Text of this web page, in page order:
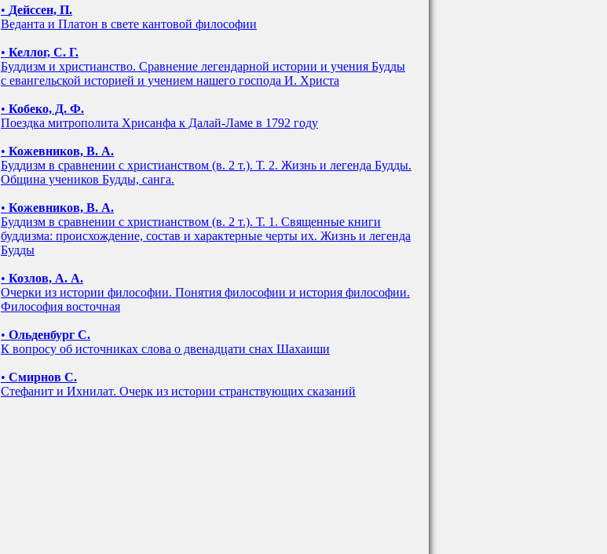
• Дейссен, П.
Веданта и Платон в свете кантовой философии
• Келлог, С. Г.
Буддизм и христианство. Сравнение легендарной истории и учения Будды
с евангельской историей и учением нашего господа И. Христа
• Кобеко, Д. Ф.
Поездка митрополита Хрисанфа к Далай-Ламе в 1792 году
• Кожевников, В. А.
Буддизм в сравнении с христианством (в. 2 т.). Т. 2. Жизнь и легенда Будды.
Община учеников Будды, санга.
• Кожевников, В. А.
Буддизм в сравнении с христианством (в. 2 т.). Т. 1. Священные книги
буддизма: происхождение, состав и характерные черты их. Жизнь и легенда
Будды
• Козлов, А. А.
Очерки из истории философии. Понятия философии и история философии.
Философия восточная
• Ольденбург С.
К вопросу об источниках слова о двенадцати снах Шахаиши
• Смирнов С.
Стефанит и Ихнилат. Очерк из истории странствующих сказаний